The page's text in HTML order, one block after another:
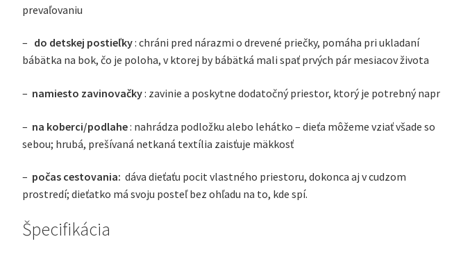
prevaľovaniu
– do detskej postieľky: chráni pred nárazmi o drevené priečky, pomáha pri ukladaní
bábätka na bok, čo je poloha, v ktorej by bábätká mali spať prvých pár mesiacov života
– namiesto zavinovačky: zavinie a poskytne dodatočný priestor, ktorý je potrebný napr
– na koberci/podlahe: nahrádza podložku alebo lehátko – dieťa môžeme vziať všade so
sebou; hrubá, prešívaná netkaná textília zaisťuje mäkkosť
– počas cestovania: dáva dieťaťu pocit vlastného priestoru, dokonca aj v cudzom
prostredí; dieťatko má svoju posteľ bez ohľadu na to, kde spí.
Špecifikácia